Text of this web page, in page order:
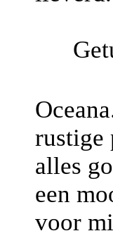
rustige
alles
een
voor